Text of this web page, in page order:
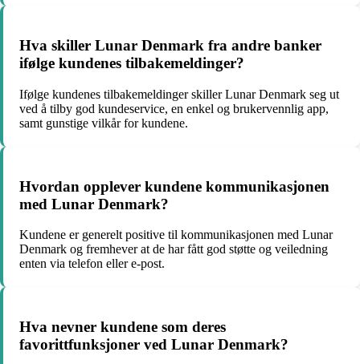
Hva skiller Lunar Denmark fra andre banker
ifølge kundenes tilbakemeldinger?
Ifølge kundenes tilbakemeldinger skiller Lunar Denmark seg ut
ved å tilby god kundeservice, en enkel og brukervennlig app,
samt gunstige vilkår for kundene.
Hvordan opplever kundene kommunikasjonen
med Lunar Denmark?
Kundene er generelt positive til kommunikasjonen med Lunar
Denmark og fremhever at de har fått god støtte og veiledning
enten via telefon eller e-post.
Hva nevner kundene som deres
favorittfunksjoner ved Lunar Denmark?